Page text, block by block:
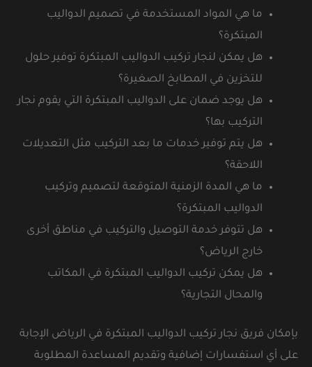
ما هي المواد المستخدمة في تصميم الدواليب
المبتكرة؟
هل يمكن لنجار تركيب الدواليب المبتكرة توفير حلول
للتخزين في المطابخ الصغيرة؟
هل يوجد ضمان على الدواليب المبتكرة التي يقوم نجار
التركيب بها؟
هل يتم توفير خدمات ما بعد التركيب مثل التعديلات
اللاحقة؟
ما هي المدة الزمنية المتوقعة لتصميم وتركيب
الدواليب المبتكرة؟
هل تتوفر خدمة التوصيل والتركيب في مناطق أخرى
خارج الرياض؟
هل يمكن تركيب الدواليب المبتكرة في المكاتب
والمحال التجارية؟
بإمكان فريق نجار تركيب الدواليب المبتكرة في الرياض الإجابة
على أي استفسارات إضافية وتقديم المساعدة المطلوبة